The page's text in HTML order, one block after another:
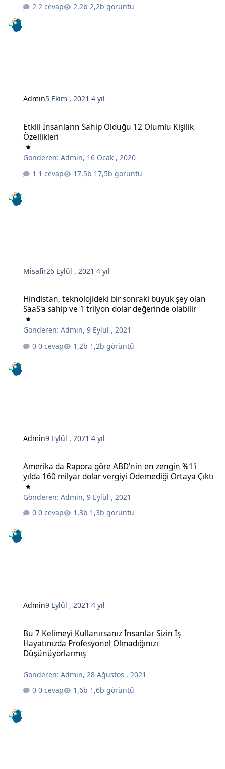
2 cevap
2,2b görüntü
Admin5 Ekim , 20214 yıl
Etkili İnsanların Sahip Olduğu 12 Olumlu Kişilik
Özellikleri
Gönderen:Admin, 16 Ocak , 2020
1 cevap
17,5b görüntü
Misafir26 Eylül , 20214 yıl
Hindistan, teknolojideki bir sonraki büyük şey olan
SaaS'a sahip ve 1 trilyon dolar değerinde olabilir
Gönderen:Admin,9 Eylül , 2021
0 cevap
1,2b görüntü
Admin9 Eylül , 20214 yıl
Amerika da Rapora göre ABD'nin en zengin %1'i
yılda 160 milyar dolar vergiyi Ödemediği Ortaya Çıktı
Gönderen:Admin,9 Eylül , 2021
0 cevap
1,3b görüntü
Admin9 Eylül , 20214 yıl
Bu 7 Kelimeyi Kullanırsanız İnsanlar Sizin İş
Hayatınızda Profesyonel Olmadığınızı
Düşünüyorlarmış
Gönderen:Admin,28 Ağustos , 2021
0 cevap
1,6b görüntü